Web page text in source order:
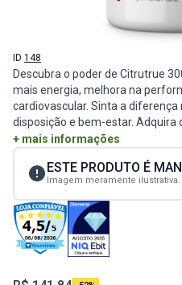
ID 148
Descubra o poder de Citrutrue
mais energia, melhora na
cardiovascular. Sinta a diferença
disposição e bem-estar. Adquira
+ mais informações
ESTE PRODUTO É
Imagem meramente ilustrativa.